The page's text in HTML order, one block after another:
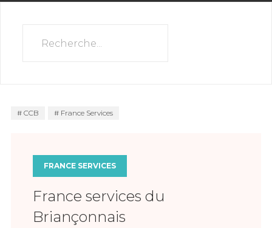
CCB France Services
FRANCE SERVICES
France services du
Briançonnais